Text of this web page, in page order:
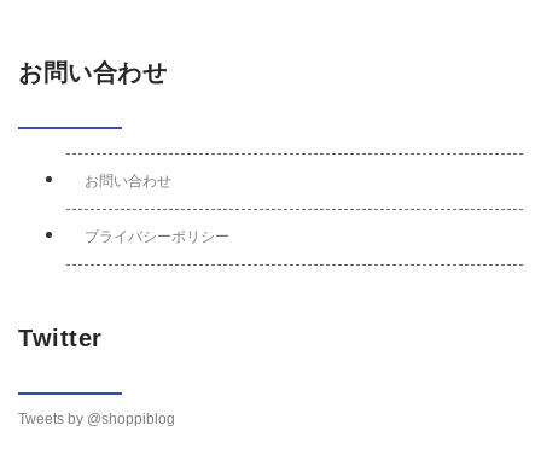
お問い合わせ
お問い合わせ
プライバシーポリシー
Twitter
Tweets by @shoppiblog